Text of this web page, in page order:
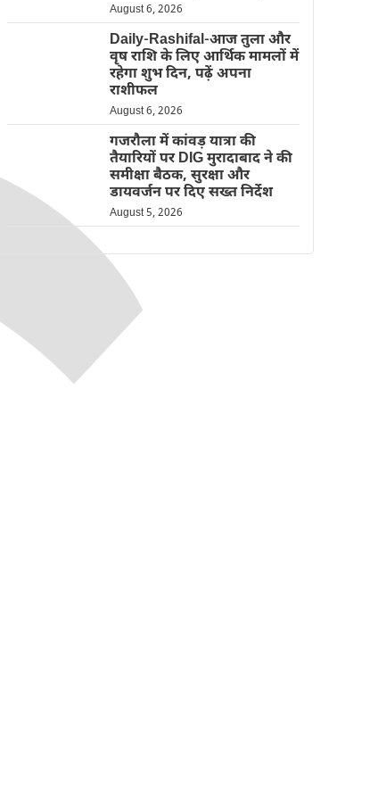
August 6, 2026
Daily-Rashifal-आज तुला और
वृष राशि के लिए आर्थिक मामलों में
रहेगा शुभ दिन, पढ़ें अपना
राशीफल
August 6, 2026
गजरौला में कांवड़ यात्रा की
तैयारियों पर DIG मुरादाबाद ने की
समीक्षा बैठक, सुरक्षा और
डायवर्जन पर दिए सख्त निर्देश
August 5, 2026